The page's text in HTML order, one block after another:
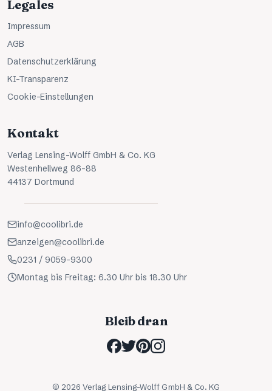
Legales
Impressum
AGB
Datenschutzerklärung
KI-Transparenz
Cookie-Einstellungen
Kontakt
Verlag Lensing-Wolff GmbH & Co. KG
Westenhellweg 86-88
44137 Dortmund
info@coolibri.de
anzeigen@coolibri.de
0231 / 9059-9300
Montag bis Freitag: 6.30 Uhr bis 18.30 Uhr
Bleib dran
© 2026 Verlag Lensing-Wolff GmbH & Co. KG